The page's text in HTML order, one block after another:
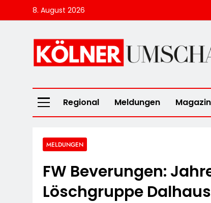
to
8. August 2026
Kölner
Regional Meldungen Magazin
MELDUNGEN
FW Beverungen:
Löschgruppe